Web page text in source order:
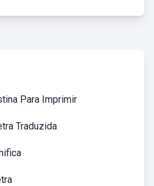
Para Imprimir
Traduzida